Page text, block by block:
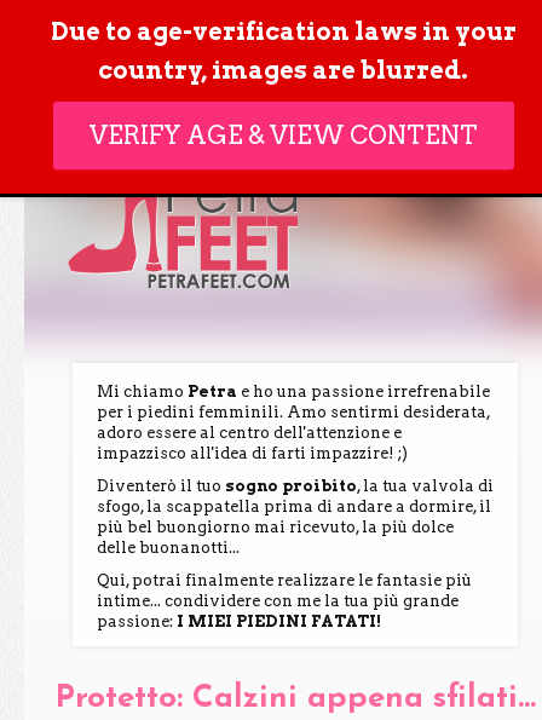
MEMBRI
Mi chiamo Petra e ho una passione irrefrenabile
per i piedini femminili. Amo sentirmi desiderata,
adoro essere al centro dell'attenzione e
impazzisco all'idea di farti impazzire! ;)
Diventerò il tuo sogno proibito, la tua valvola di
sfogo, la scappatella prima di andare a dormire, il
più bel buongiorno mai ricevuto, la più dolce
delle buonanotti...
Qui, potrai finalmente realizzare le fantasie più
intime... condividere con me la tua più grande
passione: I MIEI PIEDINI FATATI!
Protetto: Calzini appena sfilati…
Due to age-verification laws in your
country, images are blurred.
VERIFY AGE & VIEW CONTENT